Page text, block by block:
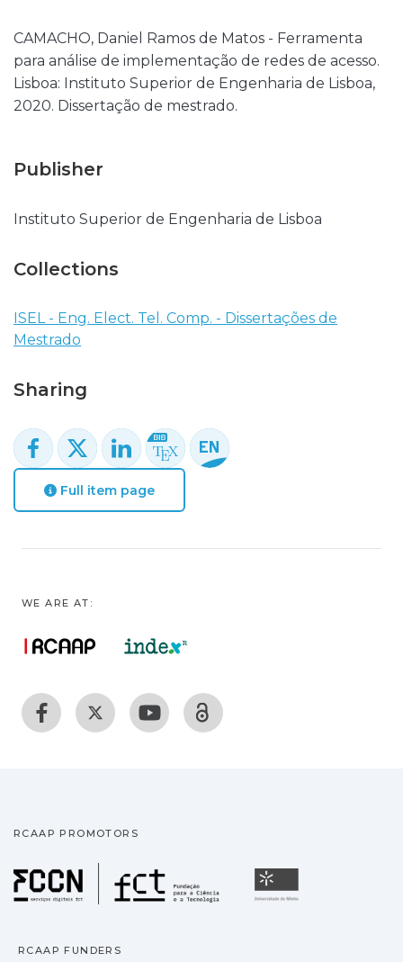
CAMACHO, Daniel Ramos de Matos - Ferramenta
para análise de implementação de redes de acesso.
Lisboa: Instituto Superior de Engenharia de Lisboa,
2020. Dissertação de mestrado.
Publisher
Instituto Superior de Engenharia de Lisboa
Collections
ISEL - Eng. Elect. Tel. Comp. - Dissertações de
Mestrado
Sharing
Full item page
WE ARE AT:
RCAAP PROMOTORS
Fundação para a
RCAAP FUNDERS